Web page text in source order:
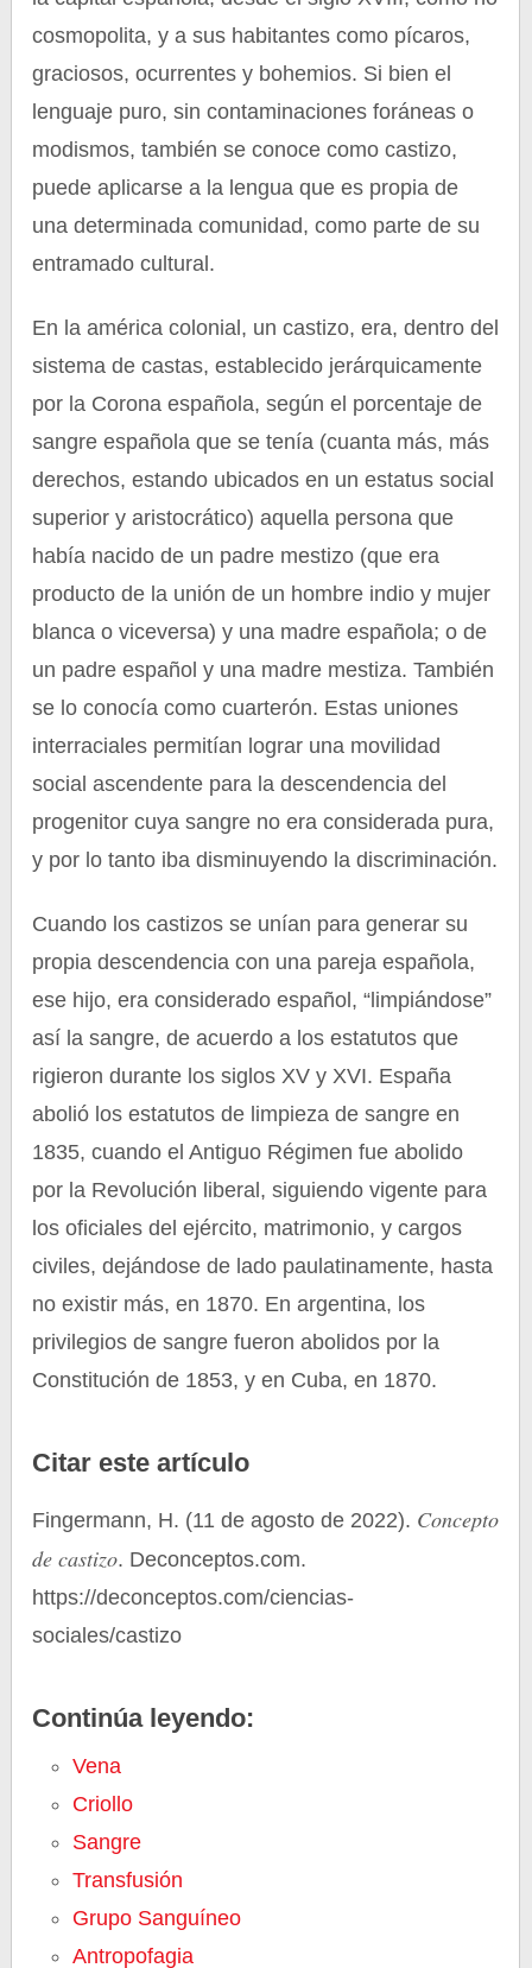
cosmopolita, y a sus habitantes como pícaros,
graciosos, ocurrentes y bohemios. Si bien el
lenguaje puro, sin contaminaciones foráneas o
modismos, también se conoce como castizo,
puede aplicarse a la lengua que es propia de
una determinada comunidad, como parte de su
entramado cultural.
En la américa colonial, un castizo, era, dentro del
sistema de castas, establecido jerárquicamente
por la Corona española, según el porcentaje de
sangre española que se tenía (cuanta más, más
derechos, estando ubicados en un estatus social
superior y aristocrático) aquella persona que
había nacido de un padre mestizo (que era
producto de la unión de un hombre indio y mujer
blanca o viceversa) y una madre española; o de
un padre español y una madre mestiza. También
se lo conocía como cuarterón. Estas uniones
interraciales permitían lograr una movilidad
social ascendente para la descendencia del
progenitor cuya sangre no era considerada pura,
y por lo tanto iba disminuyendo la discriminación.
Cuando los castizos se unían para generar su
propia descendencia con una pareja española,
ese hijo, era considerado español, “limpiándose”
así la sangre, de acuerdo a los estatutos que
rigieron durante los siglos XV y XVI. España
abolió los estatutos de limpieza de sangre en
1835, cuando el Antiguo Régimen fue abolido
por la Revolución liberal, siguiendo vigente para
los oficiales del ejército, matrimonio, y cargos
civiles, dejándose de lado paulatinamente, hasta
no existir más, en 1870. En argentina, los
privilegios de sangre fueron abolidos por la
Constitución de 1853, y en Cuba, en 1870.
Citar este artículo
Fingermann, H. (11 de agosto de 2022). Concepto
de castizo. Deconceptos.com.
https://deconceptos.com/ciencias-
sociales/castizo
Continúa leyendo:
Vena
Criollo
Sangre
Transfusión
Grupo Sanguíneo
Antropofagia